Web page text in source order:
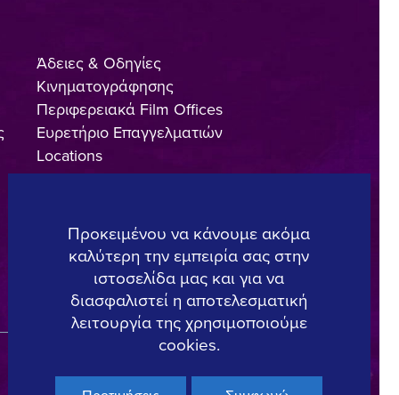
Άδειες & Οδηγίες
Κινηματογράφησης
Περιφερειακά Film Offices
Ευρετήριο Επαγγελματιών
Locations
Made In Greece
Επικοινωνία
Copyright © 2025, Hellenic Film & Audiovisual Center
Προκειμένου να κάνουμε ακόμα
καλύτερη την εμπειρία σας στην
ιστοσελίδα μας και για να
διασφαλιστεί η αποτελεσματική
λειτουργία της χρησιμοποιούμε
cookies.